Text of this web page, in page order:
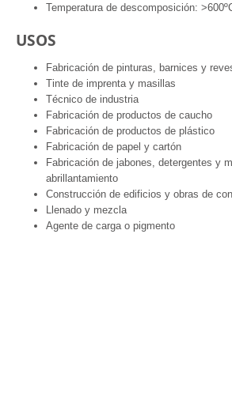
Temperatura de descomposición:
USOS
Fabricación de pinturas, barnices y
Tinte de imprenta y masillas
Técnico de industria
Fabricación de productos de caucho
Fabricación de productos de plástico
Fabricación de papel y cartón
Fabricación de jabones, detergentes y
abrillantamiento
Construcción de edificios y obras de
Llenado y mezcla
Agente de carga o pigmento